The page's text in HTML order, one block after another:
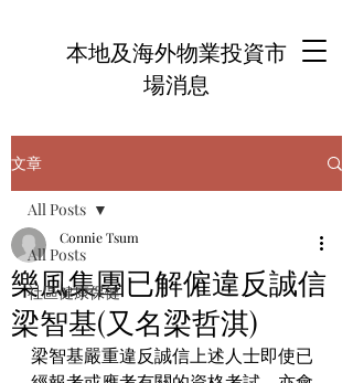
本地及海外物業投資市
場消息
文章
All Posts
社區健康保健
All Posts
樂風集團已解僱違反誠信
梁智基(又名梁哲淇)
Connie Tsum
梁智基嚴重違反誠信上述人士即使已